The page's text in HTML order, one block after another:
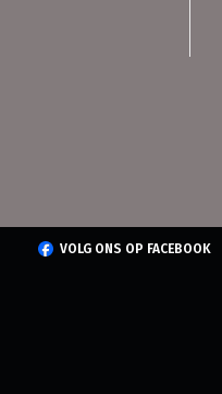
VOLG ONS OP FACEBOOK